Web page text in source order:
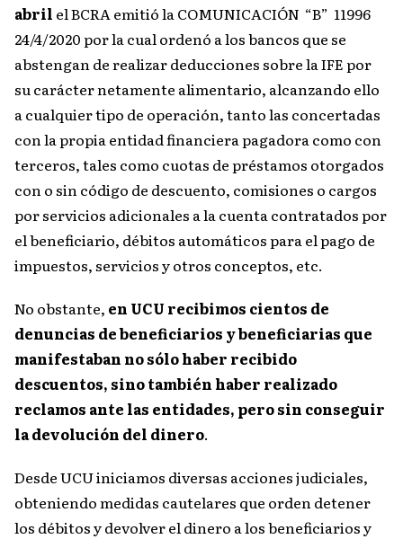
abril el BCRA emitió la COMUNICACIÓN “B” 11996
24/4/2020 por la cual ordenó a los bancos que se
abstengan de realizar deducciones sobre la IFE por
su carácter netamente alimentario, alcanzando ello
a cualquier tipo de operación, tanto las concertadas
con la propia entidad financiera pagadora como con
terceros, tales como cuotas de préstamos otorgados
con o sin código de descuento, comisiones o cargos
por servicios adicionales a la cuenta contratados por
el beneficiario, débitos automáticos para el pago de
impuestos, servicios y otros conceptos, etc.
No obstante, en UCU recibimos cientos de
denuncias de beneficiarios y beneficiarias que
manifestaban no sólo haber recibido
descuentos, sino también haber realizado
reclamos ante las entidades, pero sin conseguir
la devolución del dinero.
Desde UCU iniciamos diversas acciones judiciales,
obteniendo medidas cautelares que orden detener
los débitos y devolver el dinero a los beneficiarios y